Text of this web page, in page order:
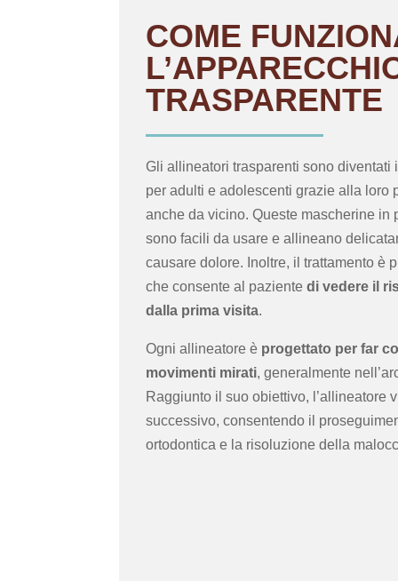
COME
TRASPARENTE
Gli allineatori trasparenti sono diventati
per adulti e adolescenti grazie alla loro
anche da vicino. Queste mascherine in
sono facili da usare e allineano
causare dolore. Inoltre, il trattamento è
che consente al pazientedi vedere il
dalla prima visita.
Ogni allineatore è progettato per far
movimenti mirati, generalmente
Raggiunto il suo obiettivo, l’allineatore
successivo, consentendo il
ortodontica e la risoluzione della